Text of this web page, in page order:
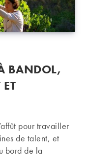
BANDOL,
pour travailler
de talent, et
bord de la